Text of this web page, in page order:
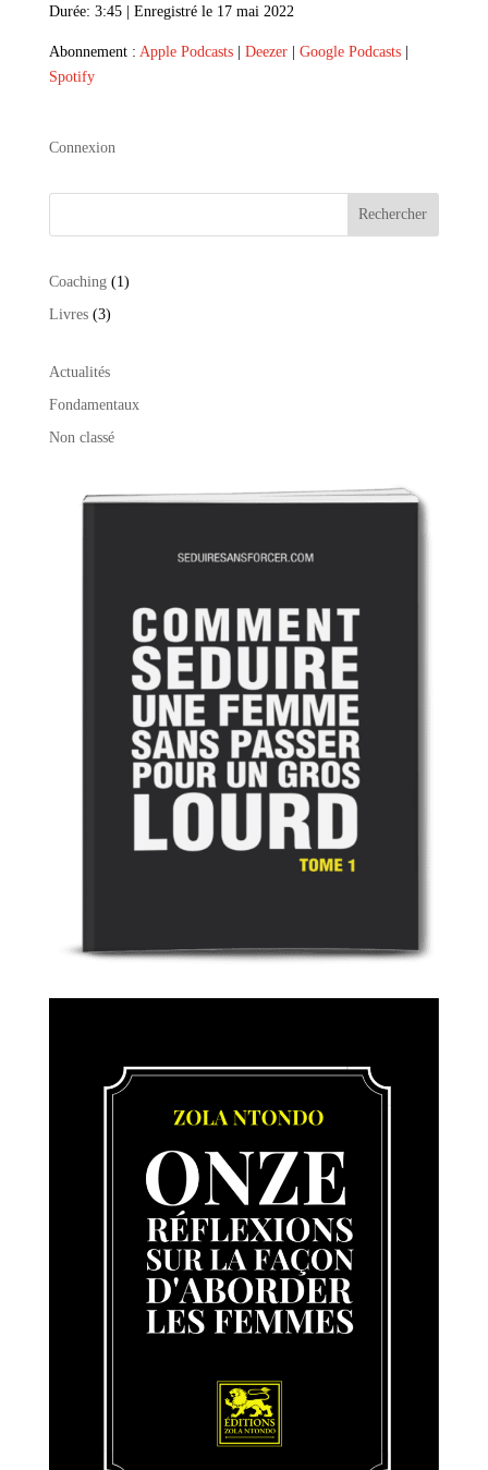
Apple Podcasts Deezer
Google Podcasts Spotify
RSS FEED
SHARE
LINK
Durée: 3:45| Enregistré le 17 mai 2022
Abonnement : Apple Podcasts| Deezer| Google Podcasts|
Spotify
Connexion
Rechercher
Coaching 11
Livres 33
Actualités
Fondamentaux
Non classé